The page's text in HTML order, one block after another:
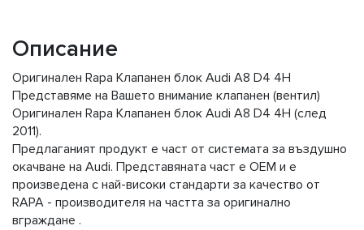
Описание
Оригинален Rapa Клапанен блок Audi A8 D4 4H
Представяме на Вашето внимание клапанен (вентил)
Оригинален Rapa Клапанен блок Audi A8 D4 4H (след
2011).
Предлаганият продукт е част от системата за въздушно
окачване на Audi. Представяната част е OEM и е
произведена с най-високи стандарти за качество от
RAPA - производителя на частта за оригинално
вграждане .